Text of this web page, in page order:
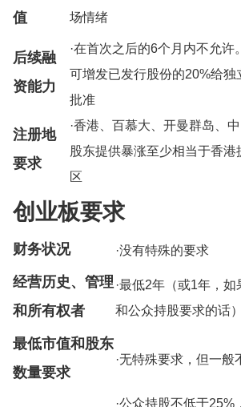
值
场情绪
后续融
资能力
·在首次之后的6个月内不允许
可增发已发行股份的20%给独
批准
注册地
要求
·香港、百慕大、开曼群岛、
股东提供暴涨至少相当于香港
区
创业板要求
财务状况 ·没有特殊的要求
经营历史、管理
和所有权者
·最低2年（或1年，
和公众持股要求的话）
最低市值和股东
数量要求
·无特殊要求，但一般
·公众持股不低于25%